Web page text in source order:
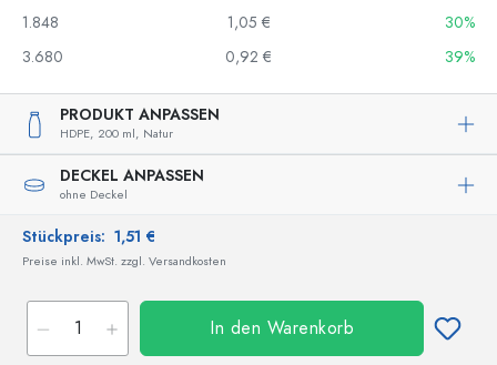
1.848
1,05 €
30%
3.680
0,92 € 39%
PRODUKT ANPASSEN
HDPE, 200 ml, Natur
DECKEL ANPASSEN
ohne Deckel
Stückpreis: 1,51 €
Preise inkl. MwSt. zzgl. Versandkosten
In den Warenkorb